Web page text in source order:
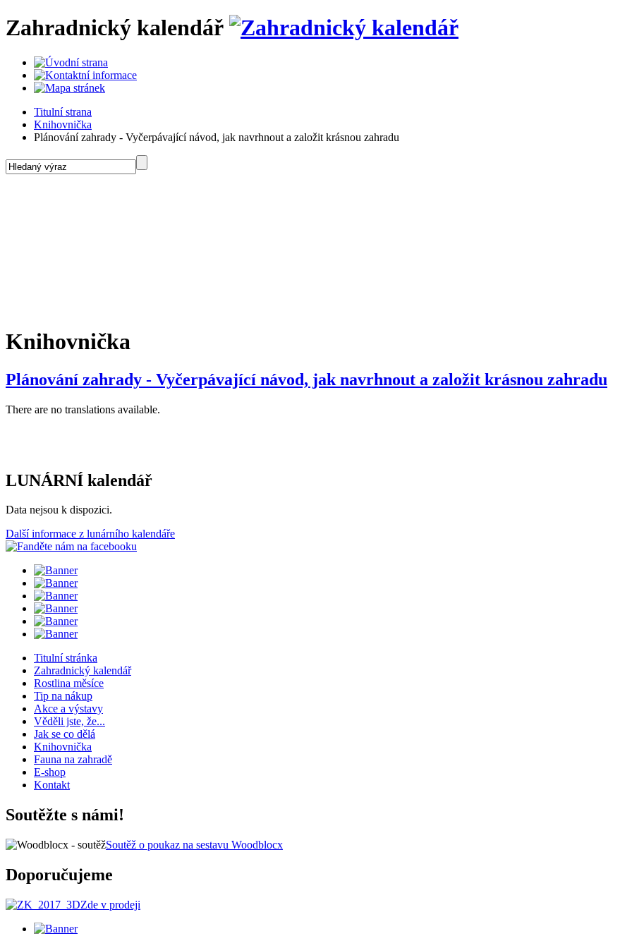
Zahradnický kalendář
Titulní strana
Knihovnička
Plánování zahrady - Vyčerpávající návod, jak navrhnout a založit krásnou zahradu
Knihovnička
Plánování zahrady - Vyčerpávající návod, jak navrhnout a založit krásnou zahradu
There are no translations available.
LUNÁRNÍ kalendář
Data nejsou k dispozici.
Další informace z lunárního kalendáře
Titulní stránka
Zahradnický kalendář
Rostlina měsíce
Tip na nákup
Akce a výstavy
Věděli jste, že...
Jak se co dělá
Knihovnička
Fauna na zahradě
E-shop
Kontakt
Soutěžte s námi!
Soutěž o poukaz na sestavu Woodblocx
Doporučujeme
Zde v prodeji